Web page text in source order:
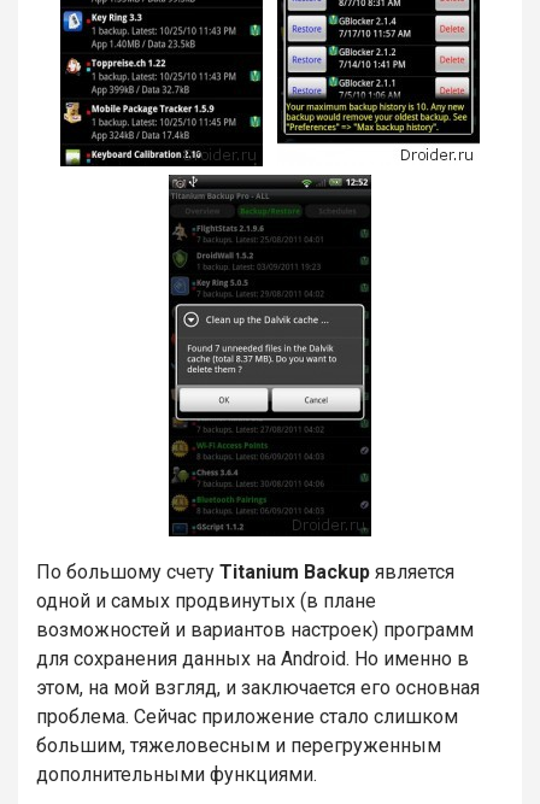
По большому счету Titanium Backup является
одной и самых продвинутых (в плане
возможностей и вариантов настроек) программ
для сохранения данных на Android. Но именно в
этом, на мой взгляд, и заключается его основная
проблема. Сейчас приложение стало слишком
большим, тяжеловесным и перегруженным
дополнительными функциями.